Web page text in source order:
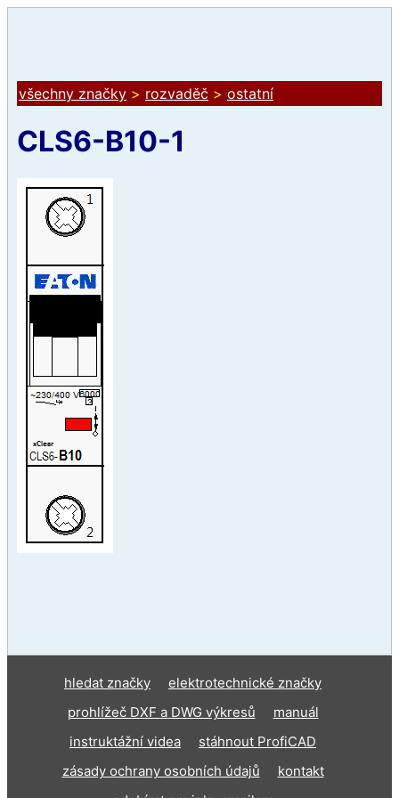
všechny značky > rozvaděč > ostatní
CLS6-B10-1
hledat značky
elektrotechnické značky
prohlížeč DXF a DWG výkresů
manuál
instruktážní videa
stáhnout ProfiCAD
zásady ochrany osobních údajů
kontakt